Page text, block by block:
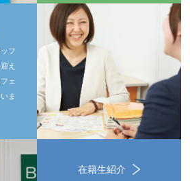
フ
え
ェ
ま
在籍生紹介